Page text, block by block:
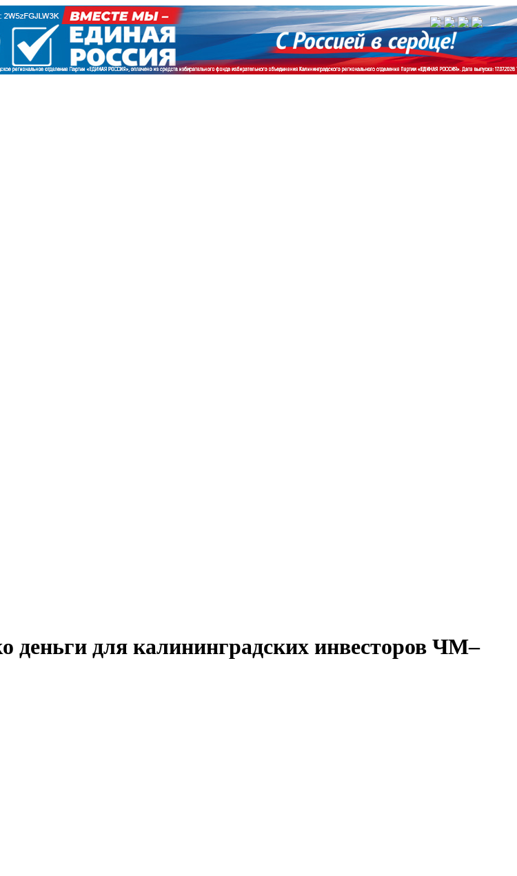
деньги для калининградских инвесторов ЧМ–